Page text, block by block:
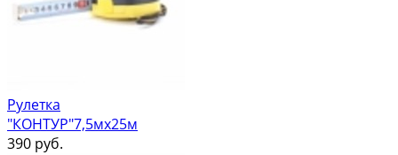
Рулетка
"КОНТУР"7,5мх25м
390 руб.